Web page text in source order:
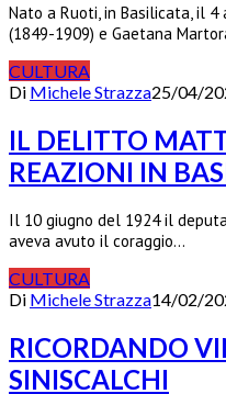
Nato a Ruoti, in Basilicata, il 4
(1849-1909) e Gaetana
CULTURA
Di Michele Strazza25/04/
IL DELITTO
REAZIONI IN
Il 10 giugno del 1924 il
aveva avuto il coraggio…
CULTURA
Di Michele Strazza14/02/
RICORDANDO
SINISCALCHI